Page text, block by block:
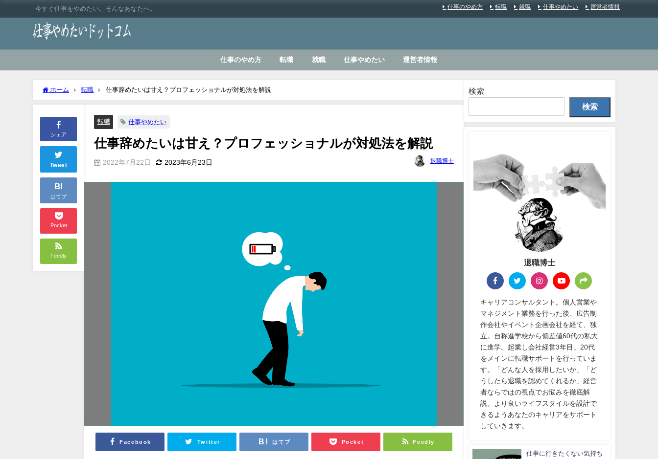
今すぐ仕事をやめたい。そんなあなたへ。 仕事のやめ方 転職 就職 仕事やめたい 運営者情報
仕事のやめ方 転職 就職 仕事やめたい 運営者情報
ホーム 転職 仕事辞めたいは甘え？プロフェッショナルが対処法を解説
シェア
Tweet
B!
はてブ
Pocket
Feedly
転職 仕事やめたい
仕事辞めたいは甘え？プロフェッショナルが対処法を解説
2022年7月22日 2023年6月23日 退職博士
Facebook Twitter はてブ Pocket Feedly
検索
検索
退職博士
キャリアコンサルタント。個人営業や
マネジメント業務を行った後、広告制
作会社やイベント企画会社を経て、独
立。自称進学校から偏差値60代の私大
に進学。起業し会社経営3年目。20代
をメインに転職サポートを行っていま
す。「どんな人を採用したいか」「ど
うしたら退職を認めてくれるか」経営
者ならではの視点でお悩みを徹底解
説。より良いライフスタイルを設計で
きるようあなたのキャリアをサポート
していきます。
仕事に行きたくない気持ち